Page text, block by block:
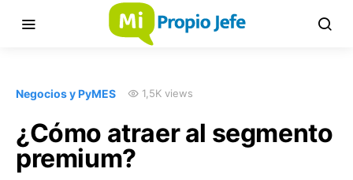
Negocios y PyMES 1,5K views
¿Cómo atraer al segmento
premium?